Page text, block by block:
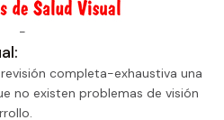
-
completa-exhaustiva una
no existen problemas de visión